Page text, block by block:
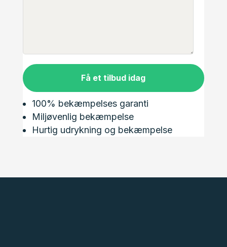
Få et tilbud idag
100% bekæmpelses garanti
Miljøvenlig bekæmpelse
Hurtig udrykning og bekæmpelse